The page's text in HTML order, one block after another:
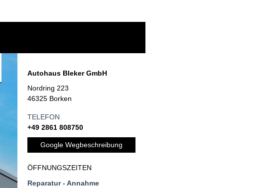
Autohaus Bleker GmbH
Nordring 223
46325 Borken
TELEFON
+49 2861 808750
Google Wegbeschreibung
ÖFFNUNGSZEITEN
Reparatur - Annahme